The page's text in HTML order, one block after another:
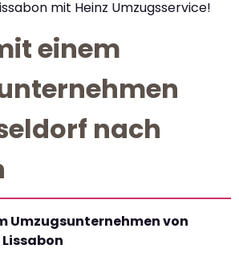
mit Heinz Umzugsservice!
einem
nach
Umzugsunternehmen von